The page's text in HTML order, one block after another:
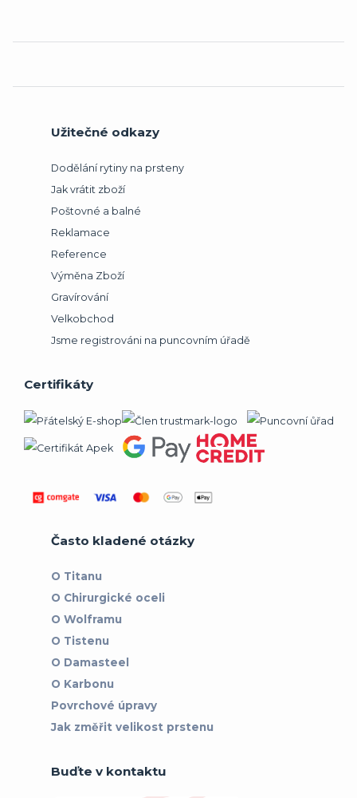
Užitečné odkazy
Dodělání rytiny na prsteny
Jak vrátit zboží
Poštovné a balné
Reklamace
Reference
Výměna Zboží
Gravírování
Velkobchod
Jsme registrováni na puncovním úřadě
Certifikáty
Často kladené otázky
O Titanu
O Chirurgické oceli
O Wolframu
O Tistenu
O Damasteel
O Karbonu
Povrchové úpravy
Jak změřit velikost prstenu
Buďte v kontaktu